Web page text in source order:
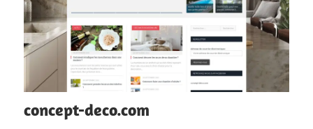
concept-deco.com